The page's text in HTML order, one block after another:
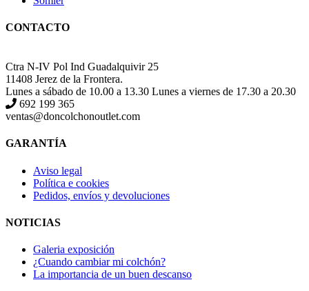
CONTACTO
Ctra N-IV Pol Ind Guadalquivir 25
11408 Jerez de la Frontera.
Lunes a sábado de 10.00 a 13.30 Lunes a viernes de 17.30 a 20.30
692 199 365
ventas@doncolchonoutlet.com
GARANTÍA
Aviso legal
Política e cookies
Pedidos, envíos y devoluciones
NOTICIAS
Galeria exposición
¿Cuando cambiar mi colchón?
La importancia de un buen descanso